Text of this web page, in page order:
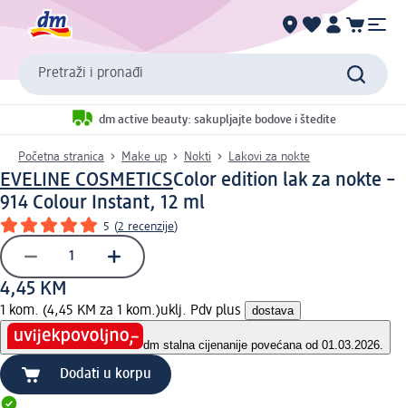
Pretraži i pronađi
dm active beauty: sakupljajte bodove i štedite
Početna stranica Make up Nokti Lakovi za nokte
EVELINE COSMETICSColor edition lak za nokte –
914 Colour Instant, 12 ml
5 (2 recenzije)
4,45 KM
1 kom. (4,45 KM za 1 kom.)uklj. Pdv plus dostava
dm stalna cijenanije povećana od 01.03.2026.
Dodati u korpu